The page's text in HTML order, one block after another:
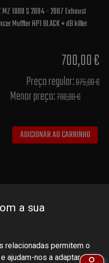
MZ 1000 S 2004 - 2007 Exhaust
Muffler HP1 BLACK + dB killer
700,00 €
Preço regular:875,00 €
Menor preço:700,00 €
ADICIONAR AO CARRINHO
a sua
relacionadas permitem o
ajudam-nos a adaptar a